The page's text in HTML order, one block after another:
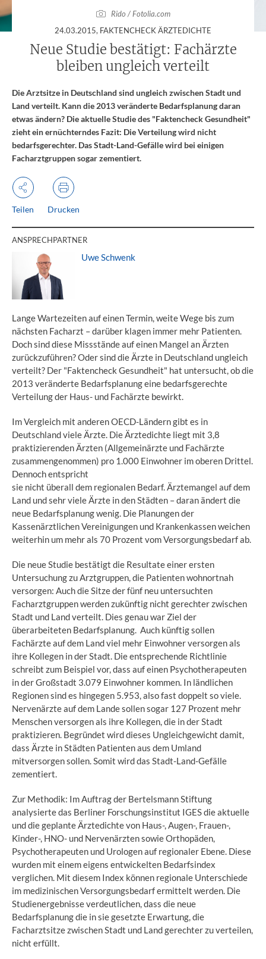
Rido / Fotolia.com
24.03.2015, FAKTENCHECK ÄRZTEDICHTE
Neue Studie bestätigt: Fachärzte
bleiben ungleich verteilt
Die Arztsitze in Deutschland sind ungleich zwischen Stadt und
Land verteilt. Kann die 2013 veränderte Bedarfsplanung daran
etwas ändern? Die aktuelle Studie des "Faktencheck Gesundheit"
zieht ein ernüchterndes Fazit: Die Verteilung wird nicht
bedarfsgerechter. Das Stadt-Land-Gefälle wird bei einigen
Facharztgruppen sogar zementiert.
Teilen Drucken
ANSPRECHPARTNER
Uwe Schwenk
Lange Wartezeiten auf einen Termin, weite Wege bis zum
nächsten Facharzt – darüber klagen immer mehr Patienten.
Doch sind diese Missstände auf einen Mangel an Ärzten
zurückzuführen? Oder sind die Ärzte in Deutschland ungleich
verteilt? Der "Faktencheck Gesundheit" hat untersucht, ob die
2013 veränderte Bedarfsplanung eine bedarfsgerechte
Verteilung der Haus- und Fachärzte bewirkt.
Im Vergleich mit anderen OECD-Ländern gibt es in
Deutschland viele Ärzte. Die Ärztedichte liegt mit 3,8
praktizierenden Ärzten (Allgemeinärzte und Fachärzte
zusammengenommen) pro 1.000 Einwohner im oberen Drittel.
Dennoch entspricht
sie nicht überall dem regionalen Bedarf. Ärztemangel auf dem
Land und sehr viele Ärzte in den Städten – daran ändert die
neue Bedarfsplanung wenig. Die Planungen der
Kassenärztlichen Vereinigungen und Krankenkassen weichen
weiterhin um mehr als 70 Prozent vom Versorgungsbedarf ab.
Die neue Studie bestätigt die Resultate einer ersten
Untersuchung zu Arztgruppen, die Patienten wohnortnah
versorgen: Auch die Sitze der fünf neu untersuchten
Facharztgruppen werden zukünftig nicht gerechter zwischen
Stadt und Land verteilt. Dies genau war Ziel der
überarbeiteten Bedarfsplanung. Auch künftig sollen
Fachärzte auf dem Land viel mehr Einwohner versorgen als
ihre Kollegen in der Stadt. Die entsprechende Richtlinie
schreibt zum Beispiel vor, dass auf einen Psychotherapeuten
in der Großstadt 3.079 Einwohner kommen. In ländlichen
Regionen sind es hingegen 5.953, also fast doppelt so viele.
Nervenärzte auf dem Lande sollen sogar 127 Prozent mehr
Menschen versorgen als ihre Kollegen, die in der Stadt
praktizieren. Begründet wird dieses Ungleichgewicht damit,
dass Ärzte in Städten Patienten aus dem Umland
mitversorgen sollen. Somit wird das Stadt-Land-Gefälle
zementiert.
Zur Methodik: Im Auftrag der Bertelsmann Stiftung
analysierte das Berliner Forschungsinstitut IGES die aktuelle
und die geplante Ärztedichte von Haus-, Augen-, Frauen-,
Kinder-, HNO- und Nervenärzten sowie Orthopäden,
Psychotherapeuten und Urologen auf regionaler Ebene. Diese
wurden mit einem eigens entwickelten Bedarfsindex
verglichen. Mit diesem Index können regionale Unterschiede
im medizinischen Versorgungsbedarf ermittelt werden. Die
Studienergebnisse verdeutlichen, dass die neue
Bedarfsplanung die in sie gesetzte Erwartung, die
Facharztsitze zwischen Stadt und Land gerechter zu verteilen,
nicht erfüllt.